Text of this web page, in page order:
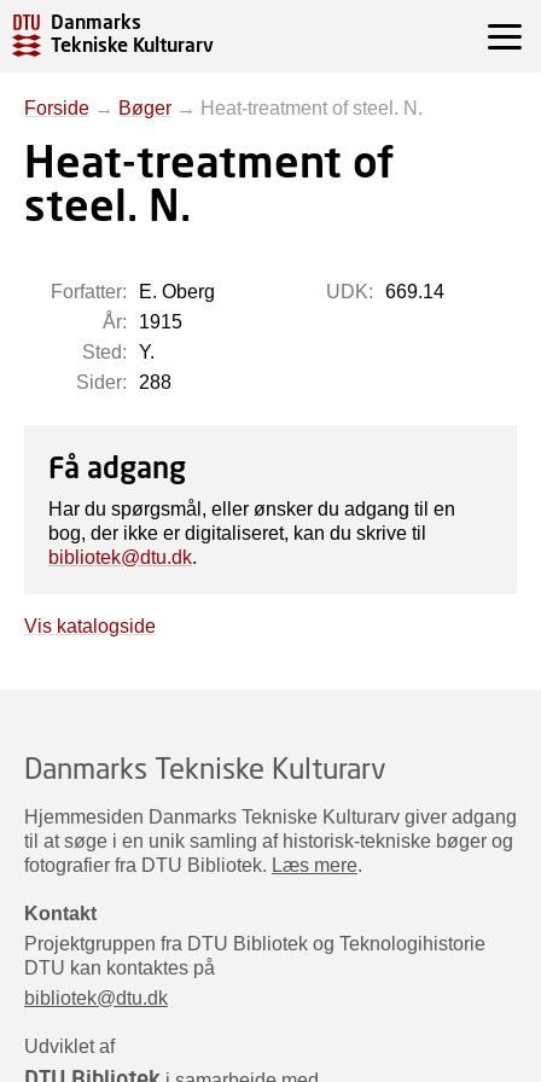
Danmarks
Tekniske Kulturarv
Forside → Bøger → Heat-treatment of steel. N.
Heat-treatment of
steel. N.
Forfatter:
E. Oberg
År:
1915
Sted:
Y.
Sider:
288
UDK: 669.14
Få adgang
Har du spørgsmål, eller ønsker du adgang til en
bog, der ikke er digitaliseret, kan du skrive til
bibliotek@dtu.dk.
Vis katalogside
Danmarks Tekniske Kulturarv
Hjemmesiden Danmarks Tekniske Kulturarv giver adgang
til at søge i en unik samling af historisk-tekniske bøger og
fotografier fra DTU Bibliotek. Læs mere.
Kontakt
Projektgruppen fra DTU Bibliotek og Teknologihistorie
DTU kan kontaktes på
bibliotek@dtu.dk
Udviklet af